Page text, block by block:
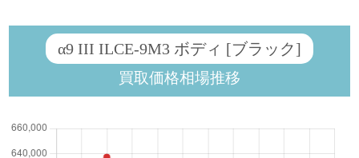
α9 III ILCE-9M3 ボディ [ブラック]
買取価格相場推移